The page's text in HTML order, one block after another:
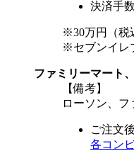
決済手
※30万円（税
※セブンイレ
ファミリーマート
【備考】
ローソン、
ご注文
各コン